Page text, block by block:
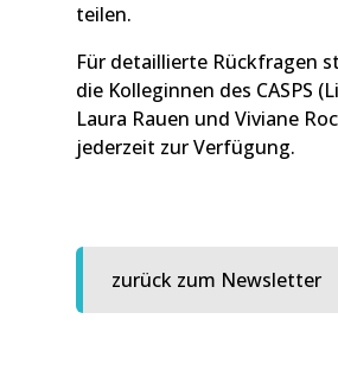
teilen.
Für detaillierte Rückfragen
die Kolleginnen des CASPS
Laura Rauen und Viviane
jederzeit zur Verfügung.
zurück zum Newsletter